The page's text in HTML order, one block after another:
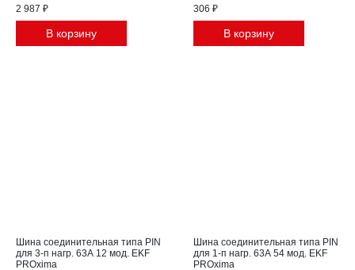
2 987 ₽
В корзину
306 ₽
В корзину
Шина соединительная типа PIN
для 3-п нагр. 63А 12 мод. EKF
PROxima
Шина соединительная типа PIN
для 1-п нагр. 63А 54 мод. EKF
PROxima